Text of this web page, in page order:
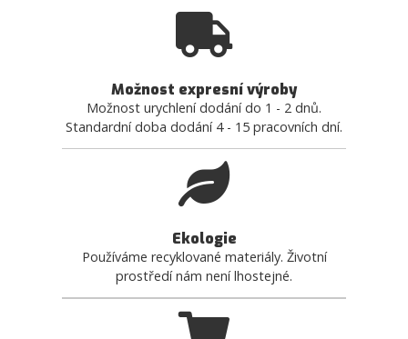
Možnost expresní výroby
Možnost urychlení dodání do 1 - 2 dnů.
Standardní doba dodání 4 - 15 pracovních dní.
Ekologie
Používáme recyklované materiály. Životní
prostředí nám není lhostejné.